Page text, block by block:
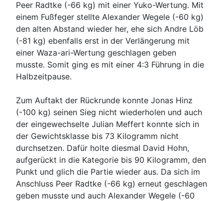
Peer Radtke (-66 kg) mit einer Yuko-Wertung. Mit
einem Fußfeger stellte Alexander Wegele (-60 kg)
den alten Abstand wieder her, ehe sich Andre Löb
(-81 kg) ebenfalls erst in der Verlängerung mit
einer Waza-ari-Wertung geschlagen geben
musste. Somit ging es mit einer 4:3 Führung in die
Halbzeitpause.
Zum Auftakt der Rückrunde konnte Jonas Hinz
(-100 kg) seinen Sieg nicht wiederholen und auch
der eingewechselte Julian Meffert konnte sich in
der Gewichtsklasse bis 73 Kilogramm nicht
durchsetzen. Dafür holte diesmal David Hohn,
aufgerückt in die Kategorie bis 90 Kilogramm, den
Punkt und glich die Partie wieder aus. Da sich im
Anschluss Peer Radtke (-66 kg) erneut geschlagen
geben musste und auch Alexander Wegele (-60